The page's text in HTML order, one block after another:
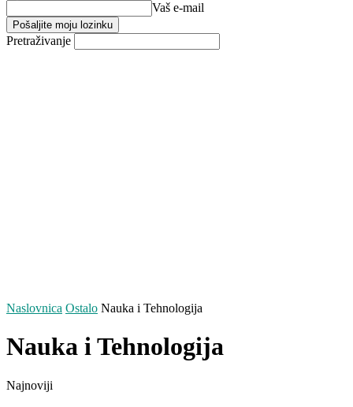
Vaš e-mail
Pretraživanje
Naslovnica Ostalo Nauka i Tehnologija
Nauka i Tehnologija
Najnoviji